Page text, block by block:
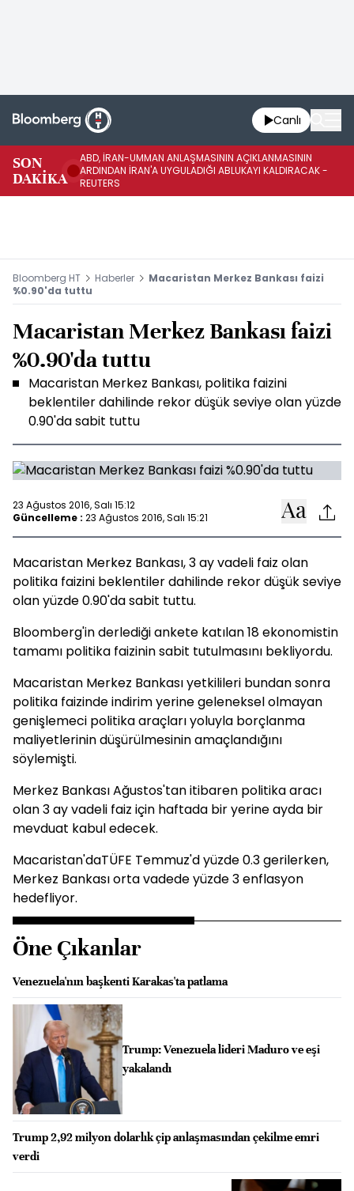
Canlı
SON
DAKİKA
ABD, İRAN-UMMAN ANLAŞMASININ AÇIKLANMASININ
ARDINDAN İRAN'A UYGULADIĞI ABLUKAYI KALDIRACAK -
REUTERS
Bloomberg HT Haberler
Macaristan Merkez Bankası faizi
%0.90'da tuttu
Macaristan Merkez Bankası faizi
%0.90'da tuttu
Macaristan Merkez Bankası, politika faizini
beklentiler dahilinde rekor düşük seviye olan yüzde
0.90'da sabit tuttu
23 Ağustos 2016, Salı 15:12
Güncelleme : 23 Ağustos 2016, Salı 15:21
Macaristan Merkez Bankası, 3 ay vadeli faiz olan
politika faizini beklentiler dahilinde rekor düşük seviye
olan yüzde 0.90'da sabit tuttu.
Bloomberg'in derlediği ankete katılan 18 ekonomistin
tamamı politika faizinin sabit tutulmasını bekliyordu.
Macaristan Merkez Bankası yetkilileri bundan sonra
politika faizinde indirim yerine geleneksel olmayan
genişlemeci politika araçları yoluyla borçlanma
maliyetlerinin düşürülmesinin amaçlandığını
söylemişti.
Merkez Bankası Ağustos'tan itibaren politika aracı
olan 3 ay vadeli faiz için haftada bir yerine ayda bir
mevduat kabul edecek.
Macaristan'daTÜFE Temmuz'd yüzde 0.3 gerilerken,
Merkez Bankası orta vadede yüzde 3 enflasyon
hedefliyor.
Öne Çıkanlar
Venezuela'nın başkenti Karakas'ta patlama
Trump: Venezuela lideri Maduro ve eşi
yakalandı
Trump 2,92 milyon dolarlık çip anlaşmasından çekilme emri
verdi